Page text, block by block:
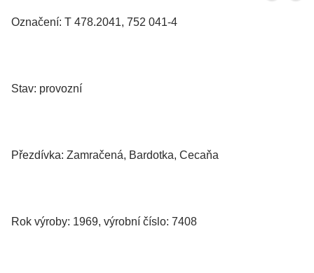
Označení: T 478.2041, 752 041-4
Stav: provozní
Přezdívka: Zamračená, Bardotka, Cecaňa
Rok výroby: 1969, výrobní číslo: 7408